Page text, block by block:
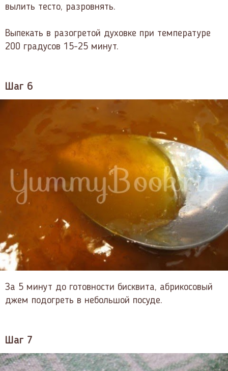
вылить тесто, разровнять.
Выпекать в разогретой духовке при температуре
200 градусов 15-25 минут.
Шаг 6
За 5 минут до готовности бисквита, абрикосовый
джем подогреть в небольшой посуде.
Шаг 7